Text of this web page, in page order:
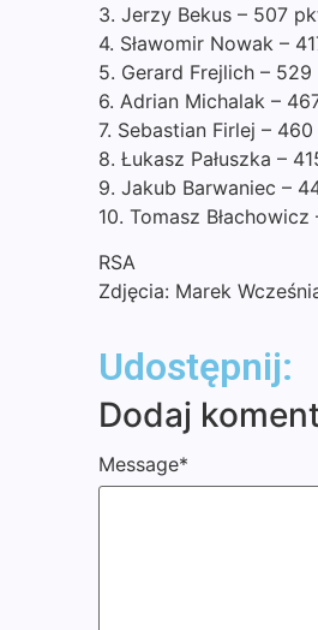
3. Jerzy Bekus – 507
4. Sławomir Nowak –
5. Gerard Frejlich –
6. Adrian Michalak –
7. Sebastian Firlej –
8. Łukasz Pałuszka –
9. Jakub Barwaniec –
10. Tomasz
RSA
Zdjęcia: Marek
Udostępnij:
Dodaj
Message*